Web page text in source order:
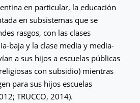
en particular, la educación
en subsistemas que se
rasgos, con las clases
baja y la clase media y media-
a sus hijos a escuelas públicas
con subsidio) mientras
para sus hijos escuelas
TRUCCO, 2014).